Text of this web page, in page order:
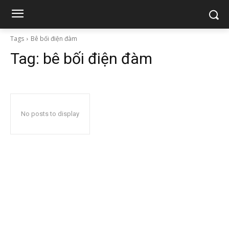
Tags Bê bối điện đàm
Tag: bê bối điện đàm
No posts to display